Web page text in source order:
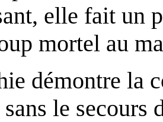
elle fait un
mortel au
démontre la
le secours